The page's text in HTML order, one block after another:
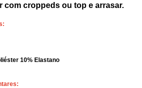
com croppeds ou top e arrasar.
10% Elastano